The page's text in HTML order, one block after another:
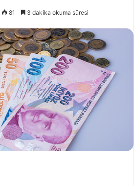
81 3 dakika okuma süresi